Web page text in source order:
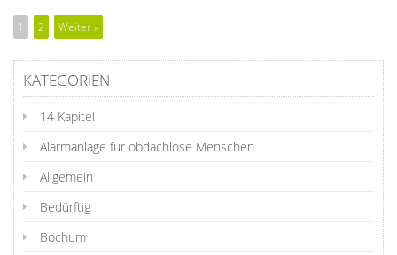
1 2 Weiter »
KATEGORIEN
14 Kapitel
Alarmanlage für obdachlose Menschen
Allgemein
Bedürftig
Bochum